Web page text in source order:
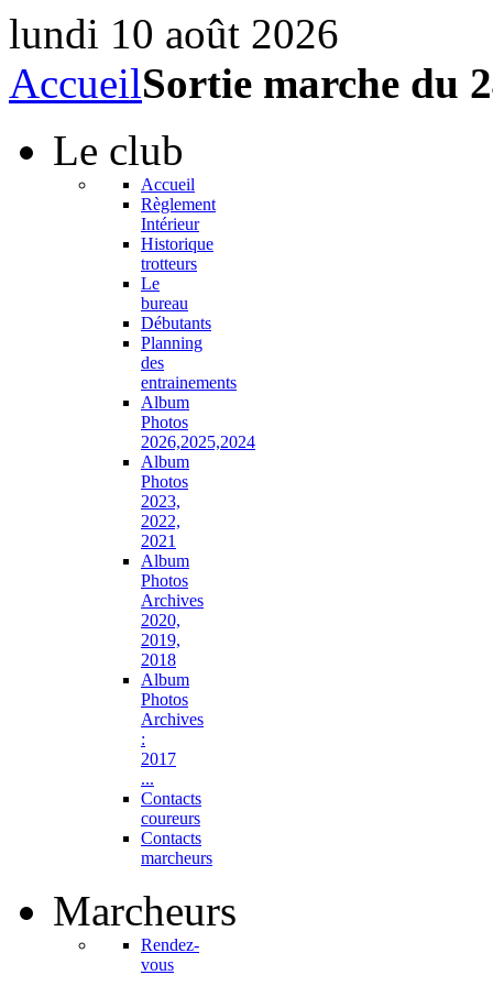
lundi 10 août 2026
AccueilSortie marche du
Le club
Accueil
Règlement
Intérieur
Historique
trotteurs
Le
bureau
Débutants
Planning
des
entrainements
Album
Photos
2026,2025,2024
Album
Photos
2023,
2022,
2021
Album
Photos
Archives
2020,
2019,
2018
Album
Photos
Archives
:
2017
...
Contacts
coureurs
Contacts
marcheurs
Marcheurs
Rendez-
vous